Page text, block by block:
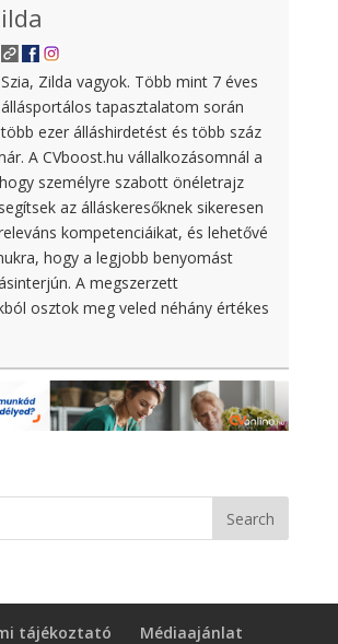
Szia, Zilda vagyok. Több mint 7 éves
állásportálos tapasztalatom során
több ezer álláshirdetést és több száz
A CVboost.hu vállalkozásomnál a
személyre szabott önéletrajz
az álláskeresőknek sikeresen
kompetenciáikat, és lehetővé
hogy a legjobb benyomást
A megszerzett
osztok meg veled néhány értékes
tájékoztató Médiaajánlat